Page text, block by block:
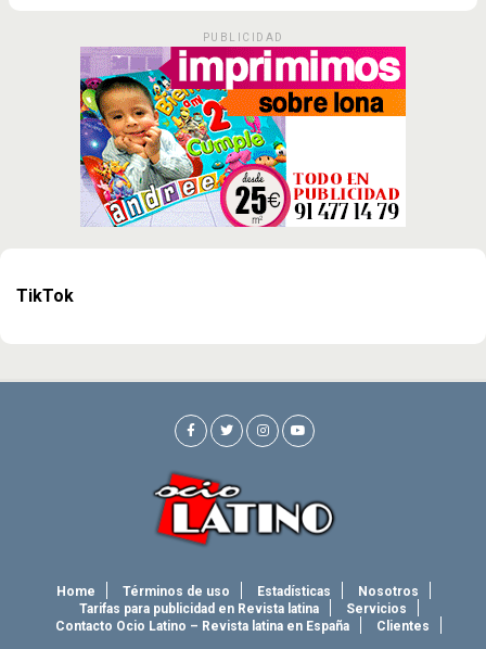
PUBLICIDAD
TikTok
Home Términos de uso Estadísticas
Nosotros
Tarifas para publicidad en Revista latina
Servicios
Contacto Ocio Latino – Revista latina en España
Clientes